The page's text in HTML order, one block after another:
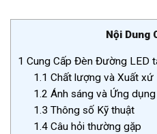
Nội Dung
1 Cung Cấp Đèn Đường LED
1.1 Chất lượng và Xuất xứ
1.2 Ánh sáng và Ứng dụng
1.3 Thông số Kỹ thuật
1.4 Câu hỏi thường gặp